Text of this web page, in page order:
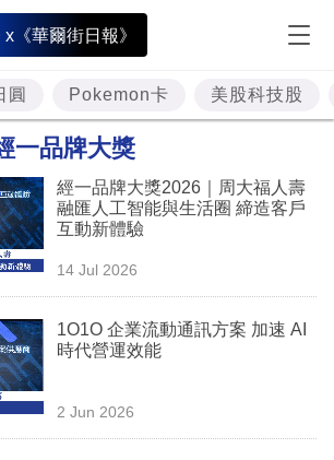
x《華爾街日報》
圓 Pokemon卡 美股科技股
一品牌大獎
經一品牌大獎2026｜周大福人壽
融匯人工智能與生活圈 締造客戶
互動新體驗
14 Jul 2026
1O1O 企業流動通訊方案 加速 AI
時代營運效能
2 Jun 2026